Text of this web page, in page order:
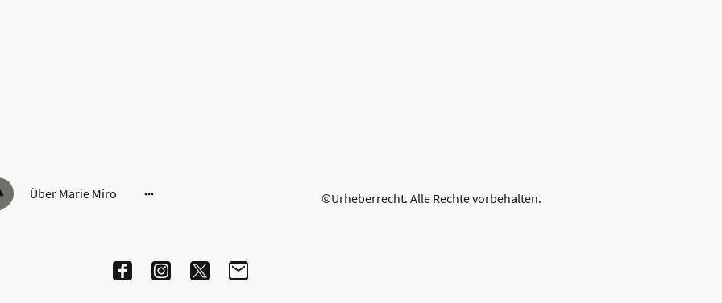
Über Marie Miro ©Urheberrecht. Alle Rechte vorbehalten.